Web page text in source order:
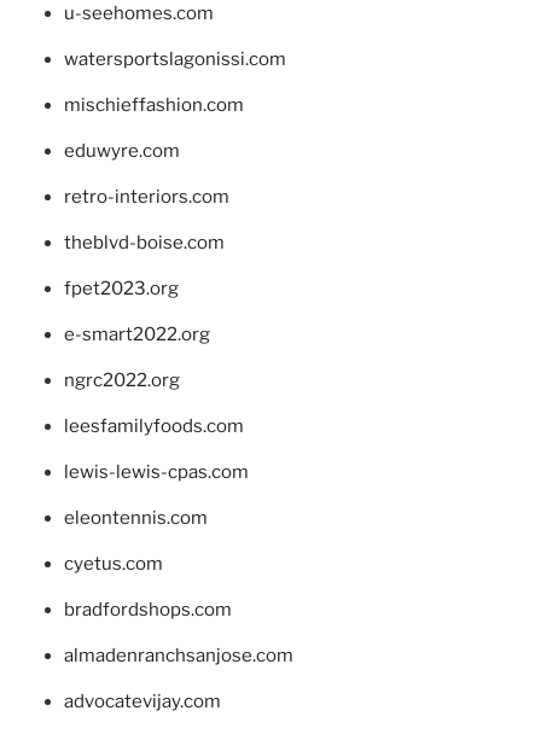
u-seehomes.com
watersportslagonissi.com
mischieffashion.com
eduwyre.com
retro-interiors.com
theblvd-boise.com
fpet2023.org
e-smart2022.org
ngrc2022.org
leesfamilyfoods.com
lewis-lewis-cpas.com
eleontennis.com
cyetus.com
bradfordshops.com
almadenranchsanjose.com
advocatevijay.com